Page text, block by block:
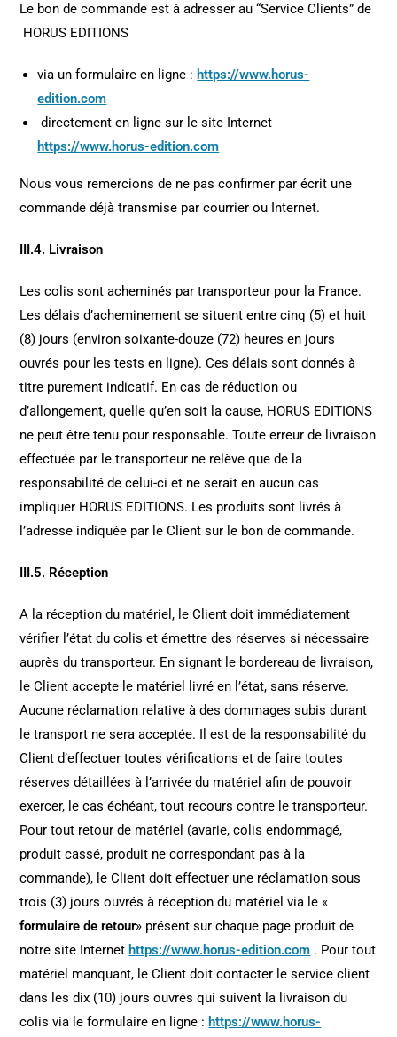
Le bon de commande est à adresser au “Service Clients” de
HORUS EDITIONS
via un formulaire en ligne : https://www.horus-
edition.com
directement en ligne sur le site Internet
https://www.horus-edition.com
Nous vous remercions de ne pas confirmer par écrit une
commande déjà transmise par courrier ou Internet.
III.4. Livraison
Les colis sont acheminés par transporteur pour la France.
Les délais d’acheminement se situent entre cinq (5) et huit
(8) jours (environ soixante-douze (72) heures en jours
ouvrés pour les tests en ligne). Ces délais sont donnés à
titre purement indicatif. En cas de réduction ou
d’allongement, quelle qu’en soit la cause, HORUS EDITIONS
ne peut être tenu pour responsable. Toute erreur de livraison
effectuée par le transporteur ne relève que de la
responsabilité de celui-ci et ne serait en aucun cas
impliquer HORUS EDITIONS. Les produits sont livrés à
l’adresse indiquée par le Client sur le bon de commande.
III.5. Réception
A la réception du matériel, le Client doit immédiatement
vérifier l’état du colis et émettre des réserves si nécessaire
auprès du transporteur. En signant le bordereau de livraison,
le Client accepte le matériel livré en l’état, sans réserve.
Aucune réclamation relative à des dommages subis durant
le transport ne sera acceptée. Il est de la responsabilité du
Client d’effectuer toutes vérifications et de faire toutes
réserves détaillées à l’arrivée du matériel afin de pouvoir
exercer, le cas échéant, tout recours contre le transporteur.
Pour tout retour de matériel (avarie, colis endommagé,
produit cassé, produit ne correspondant pas à la
commande), le Client doit effectuer une réclamation sous
trois (3) jours ouvrés à réception du matériel via le «
formulaire de retour» présent sur chaque page produit de
notre site Internet https://www.horus-edition.com . Pour tout
matériel manquant, le Client doit contacter le service client
dans les dix (10) jours ouvrés qui suivent la livraison du
colis via le formulaire en ligne : https://www.horus-